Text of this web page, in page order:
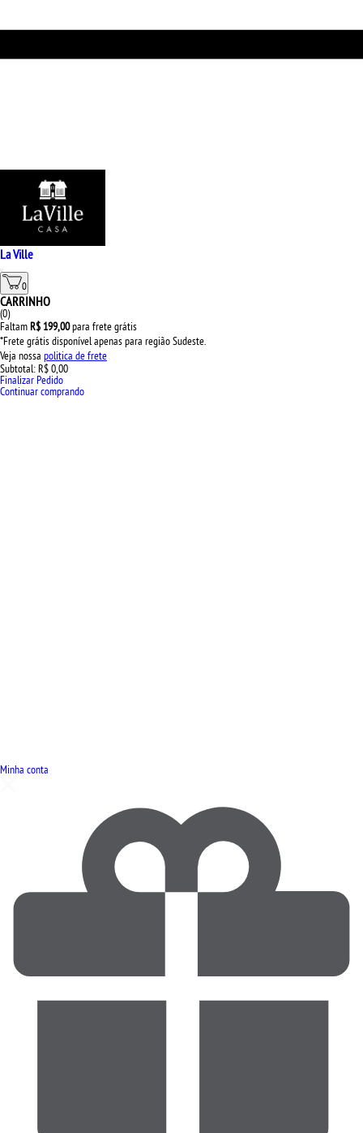
La Ville
0
CARRINHO
(0)
FaltamR$ 199,00para frete grátis
*Frete grátis disponível apenas para região Sudeste.
Veja nossa politica de frete
Subtotal:R$ 0,00
Finalizar Pedido
Continuar comprando
Minha conta